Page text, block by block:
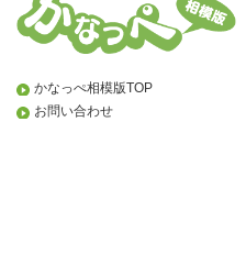
かなっぺ相模版TOP
お問い合わせ